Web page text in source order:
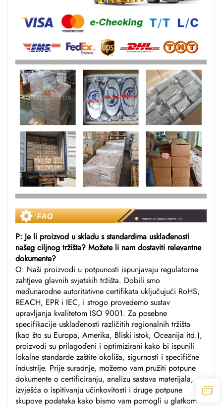
P: Je li proizvod u skladu s standardima usklađenosti
našeg ciljnog tržišta? Možete li nam dostaviti relevantne
dokumente?
O: Naši proizvodi u potpunosti ispunjavaju regulatorne
zahtjeve glavnih svjetskih tržišta. Dobili smo
međunarodne autoritativne certifikata uključujući RoHS,
REACH, EPR i IEC, i strogo provedemo sustav
upravljanja kvalitetom ISO 9001. Za posebne
specifikacije usklađenosti različitih regionalnih tržišta
(kao što su Europa, Amerika, Bliski istok, Oceanija itd.),
proizvodi su prilagođeni i optimizirani kako bi ispunili
lokalne standarde zaštite okoliša, sigurnosti i specifične
industrije. Prije suradnje, možemo vam pružiti potpune
dokumente o certificiranju, analizu sastava materijala,
izvješća o ispitivanju učinkovitosti i druge potpune
skupove podataka kako bismo vam pomogli u glatkom